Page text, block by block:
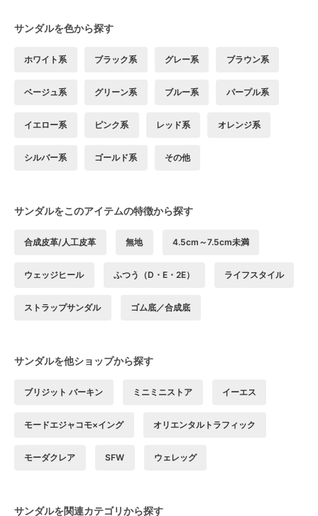
サンダルを色から探す
ホワイト系 ブラック系 グレー系 ブラウン系
ベージュ系 グリーン系 ブルー系 パープル系
イエロー系 ピンク系 レッド系 オレンジ系
シルバー系 ゴールド系 その他
サンダルをこのアイテムの特徴から探す
合成皮革/人工皮革 無地 4.5cm～7.5cm未満
ウェッジヒール ふつう（D・E・2E） ライフスタイル
ストラップサンダル ゴム底／合成底
サンダルを他ショップから探す
ブリジット バーキン ミニミニストア イーエス
モードエジャコモ×イング オリエンタルトラフィック
モーダクレア SFW ウェレッグ
サンダルを関連カテゴリから探す